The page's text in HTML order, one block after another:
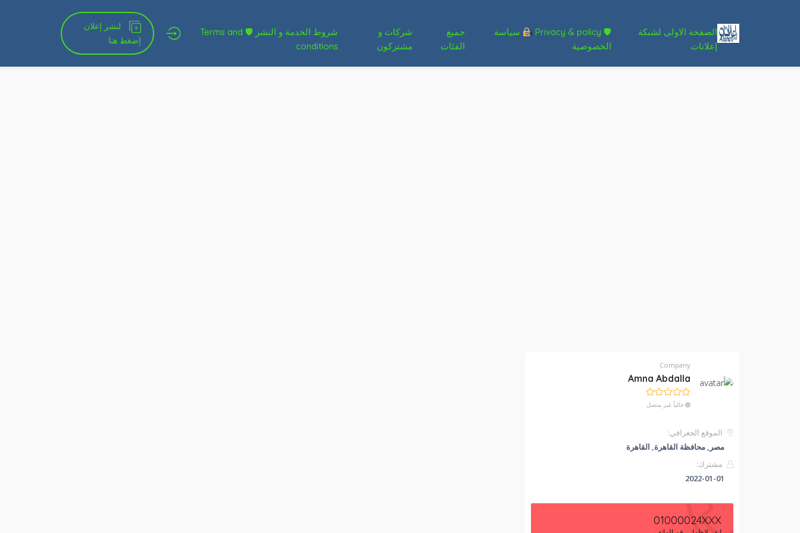
الصفحة الاولى لشبكة
إعلانات
🛡 Privacy & policy
سياسة
الخصوصية
جميع
الفئات
شركات و
مشتركون
شروط الخدمة و النشر 🛡 Terms and
conditions
لنشر إعلان
إضغط هنا
Company
Amna Abdalla
حالياً غير متصل
الموقع الجغرافي:
مصر, محافظة القاهرة‬, القاهرة
مشترك:
2022-01-01
01000024XXX